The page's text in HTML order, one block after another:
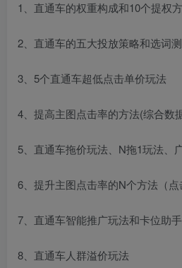
1、直通车的权重构成和10个提权
2、直通车的五大投放策略和选词
3、5个直通车超低点击单价玩法
4、提高主图点击率的方法(综合数
5、直通车拖价玩法、N拖1玩法、
6、提升主图点击率的N个方法（点
7、直通车智能推广玩法和卡位助
8、直通车人群溢价玩法